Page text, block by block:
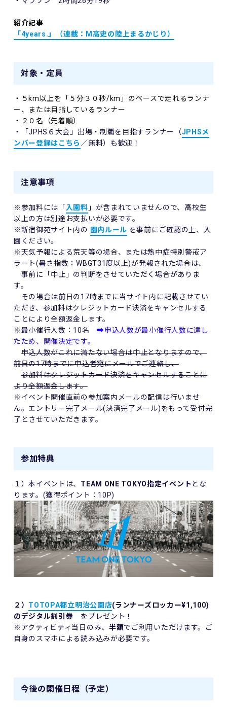
紹介記事
「4years.」（連載：M高史の陸上まるかじり）
対象・定員
・５km以上を「５分３０秒/km」のペースで走れるランナ
ー、または目指しているランナー
・２０名（先着順）
・「JPHS６大会」出場・制覇を目指すランナー（JPHSメ
ンバー登録はこちら ／無料）も歓迎！
注意事項
※参加料には「 入園料 」が含まれていませんので、高校生
以上の方は別途お支払いが必要です。
※新宿御苑サイト内の 園内ルール を事前にご確認の上、入
園ください。
※天気予報による荒天等の場合、または熱中症特別警戒ア
ラート(暑さ指数：WBGT31度以上)が発報された場合は、
事前に「中止」の判断をさせていただく場合がありま
す。
その場合は前日の17時までに当サイト内に記載させてい
ただき、参加料はクレジットカード決済をキャンセルする
ことにより全額返金します。
※最小催行人数：10名➡申込人数が最小催行人数に達し
たため、開催決定です。
申込人数がこれに満たない場合は中止となりますので、
前日の17時までに申込者宛にメールでご連絡し、
参加料はクレジットカード決済をキャンセルすることに
より全額返金します。
※イベント開催直前の参加案内メールの配信は行いませ
ん。エントリー完了メール(決済完了メール)をもって受付完
了とさせていただきます。
参加特典
１）本イベントは、 TEAM ONE TOKYO指定イベントとな
ります。(獲得ポイント：10P)
２） TOTOPA都立明治公園店(ランナーズロッカー¥1,100)
のデジタル割引券 をプレゼント！
※アクティビティ当日のみ、 半額でご利用いただけます。ご
自身のスマホによる読み込みが必要です。
今後の開催日程（予定）